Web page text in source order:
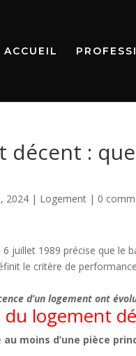
ACCUEIL
décent :
2024 | Logement | 0
6 juillet 1989 précise que
le critère de
d’un logement ont
du logement
au moins d’une pièce